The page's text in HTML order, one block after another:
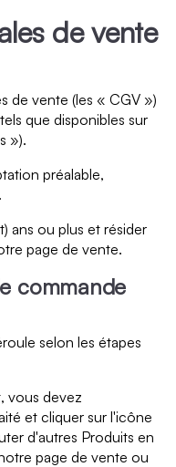
de vente
de vente (les « CGV »)
que disponibles sur
»).
préalable,
ans ou plus et résider
page de vente.
commande
selon les étapes
vous devez
et cliquer sur l'icône
d'autres Produits en
page de vente ou